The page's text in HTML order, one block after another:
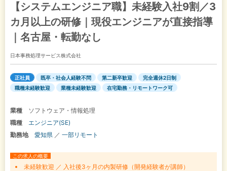
【システムエンジニア職】未経験入社9割／3
カ月以上の研修｜現役エンジニアが直接指導
｜名古屋・転勤なし
日本事務処理サービス株式会社
正社員 既卒・社会人経験不問 第二新卒歓迎
完全週休2日制
職種未経験歓迎
業種未経験歓迎 在宅勤務・リモートワーク可
業種
ソフトウェア・情報処理
職種
エンジニア(SE)
勤務地
愛知県 ／ 一部リモート
この求人の概要
未経験歓迎 ／ 入社後3ヶ月の内製研修（開発経験者が講師）